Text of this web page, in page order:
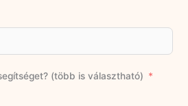
(több is választható)